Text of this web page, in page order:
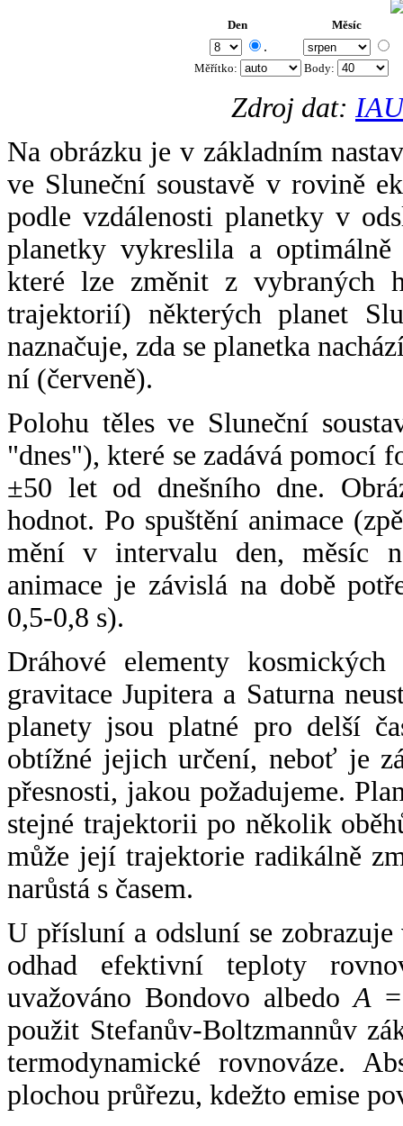
Den Měsíc
.
Měřítko: Body:
Zdroj dat:
Na obrázku je v základním
ve Sluneční soustavě v rovině
podle vzdálenosti planetky v
planetky vykreslila a
které lze změnit z vybraných
trajektorií) některých planet
naznačuje, zda se planetka
ní (červeně).
Polohu těles ve Sluneční
"dnes"), které se zadává pomocí
±50 let od dnešního dne.
hodnot. Po spuštění animace
mění v intervalu den, měsíc
animace je závislá na době
0,5-0,8 s).
Dráhové elementy
gravitace Jupitera a Saturna
planety jsou platné pro delší
obtížné jejich určení, neboť je
přesnosti, jakou požadujeme.
stejné trajektorii po několik
může její trajektorie radikálně
narůstá s časem.
U přísluní a odsluní se
odhad efektivní teploty
uvažováno Bondovo albedoA
použit Stefanův-Boltzmannův
termodynamické rovnováze.
plochou průřezu, kdežto emise